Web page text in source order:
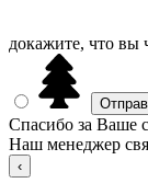
докажите, что вы
Спасибо за Ваше
Наш менеджер